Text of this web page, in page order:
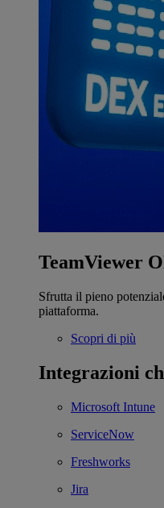
TeamViewer
Sfrutta il pieno
piattaforma.
Scopri di più
Integrazioni
Microsoft Intune
ServiceNow
Freshworks
Jira